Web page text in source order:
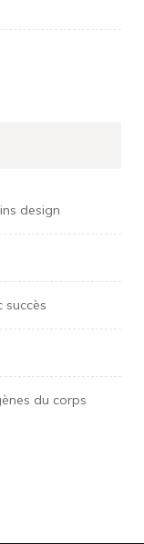
design
succès
du corps